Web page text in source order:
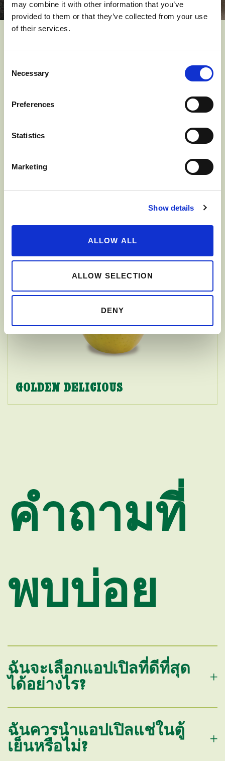
may combine it with other information that you’ve
provided to them or that they’ve collected from your use
of their services.
Selection
Necessary
Preferences
Statistics
Marketing
Show details
ALLOW ALL
ALLOW SELECTION
DENY
คุณอาจจะชอบ
GOLDEN DELICIOUS
คำถามที่
พบบ่อย
ฉันจะเลือกแอปเปิลที่ดีที่สุด
ได้อย่างไร?
ฉันควรนำแอปเปิลแช่ในตู้
เย็นหรือไม่?